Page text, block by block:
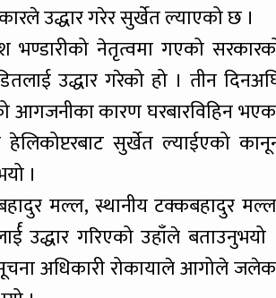
उद्धार गरेर सुर्खेत ल्याएको छ ।
भण्डारीको नेतृत्वमा गएको
उद्धार गरेको हो । तीन
आगजनीका कारण घरबारविहिन
सुर्खेत ल्याईएको
।
मल्ल, स्थानीय टक्कबहादुर
उद्धार गरिएको उहाँले बताउनुभयो
अधिकारी रोकायाले आगोले